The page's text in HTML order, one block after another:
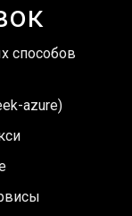
способов
azure)